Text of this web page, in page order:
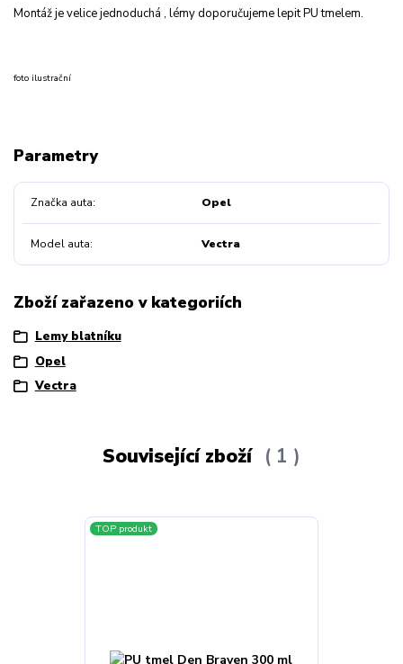
Montáž je velice jednoduchá , lémy doporučujeme lepit PU tmelem.
foto ilustrační
Parametry
Značka auta Opel
Model auta Vectra
Zboží zařazeno v kategoriích
Lemy blatníku
Opel
Vectra
Související zboží 1
TOP produkt